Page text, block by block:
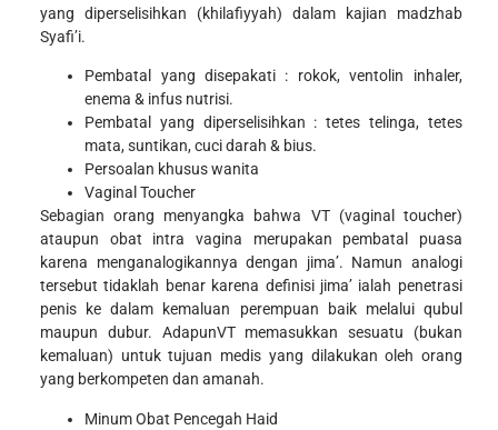
yang diperselisihkan (khilafiyyah) dalam kajian madzhab
Syafi’i.
Pembatal yang disepakati : rokok, ventolin inhaler,
enema & infus nutrisi.
Pembatal yang diperselisihkan : tetes telinga, tetes
mata, suntikan, cuci darah & bius.
Persoalan khusus wanita
Vaginal Toucher
Sebagian orang menyangka bahwa VT (vaginal toucher)
ataupun obat intra vagina merupakan pembatal puasa
karena menganalogikannya dengan jima’. Namun analogi
tersebut tidaklah benar karena definisi jima’ ialah penetrasi
penis ke dalam kemaluan perempuan baik melalui qubul
maupun dubur. AdapunVT memasukkan sesuatu (bukan
kemaluan) untuk tujuan medis yang dilakukan oleh orang
yang berkompeten dan amanah.
Minum Obat Pencegah Haid